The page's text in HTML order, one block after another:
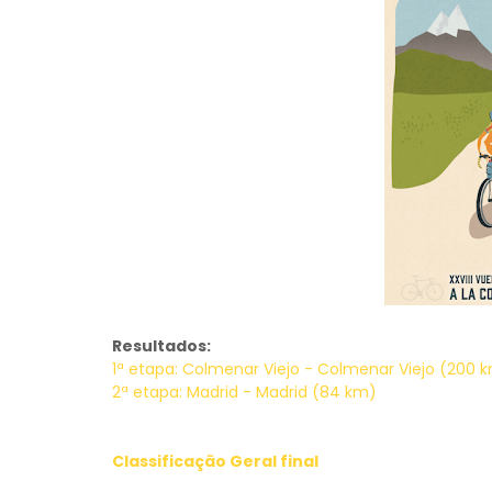
Resultados:
1ª etapa: Colmenar Viejo - Colmenar Viejo (200
2ª etapa: Madrid - Madrid (84 km)
Classificação Geral final